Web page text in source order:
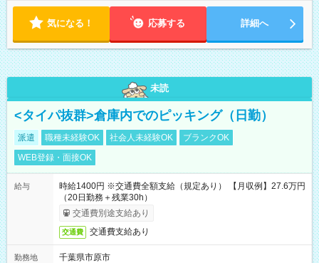
気になる！ 応募する 詳細へ
未読
<タイパ抜群>倉庫内でのピッキング（日勤）
派遣 職種未経験OK 社会人未経験OK
ブランクOK
WEB登録・面接OK
給与
時給1400円 ※交通費全額支給（規定あり） 【月収例】27.6万円
（20日勤務＋残業30h）
交通費別途支給あり
交通費 交通費支給あり
勤務地
千葉県市原市